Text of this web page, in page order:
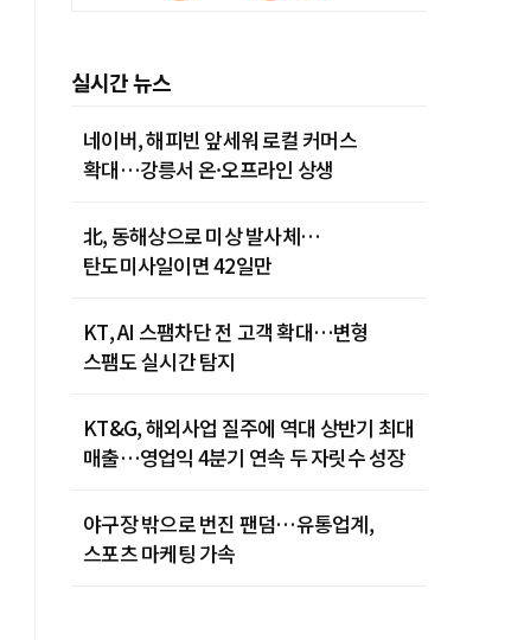
실시간 뉴스
네이버, 해피빈 앞세워 로컬 커머스
확대…강릉서 온·오프라인 상생
北, 동해상으로 미상 발사체…
탄도미사일이면 42일만
KT, AI 스팸차단 전 고객 확대…변형
스팸도 실시간 탐지
KT&G, 해외사업 질주에 역대 상반기 최대
매출…영업익 4분기 연속 두 자릿수 성장
야구장 밖으로 번진 팬덤…유통업계,
스포츠 마케팅 가속